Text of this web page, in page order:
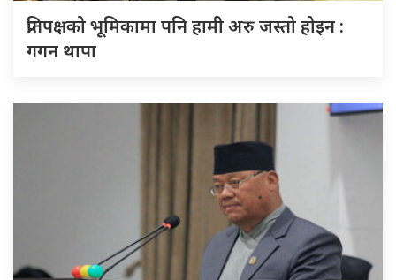
प्रतिपक्षको भूमिकामा पनि हामी अरु जस्तो होइन :
गगन थापा